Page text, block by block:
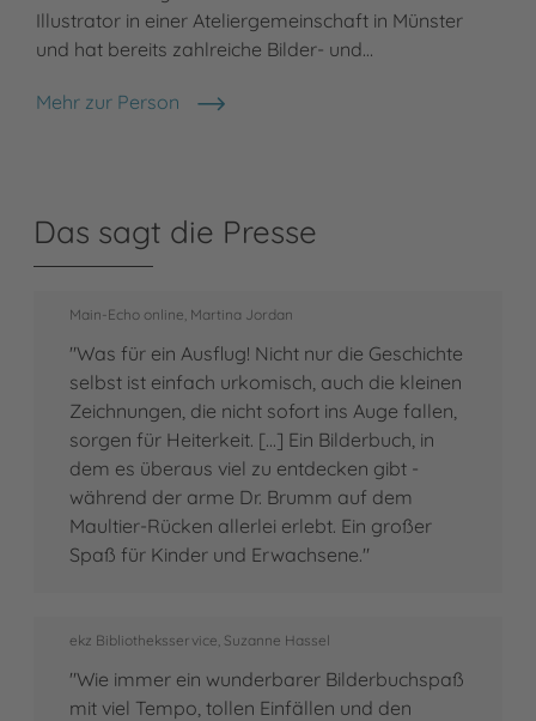
Illustrator in einer Ateliergemeinschaft in Münster
und hat bereits zahlreiche Bilder- und…
Mehr zur Person
Daniel Napp
Das sagt die Presse
Main-Echo online, Martina Jordan
"Was für ein Ausflug! Nicht nur die Geschichte
selbst ist einfach urkomisch, auch die kleinen
Zeichnungen, die nicht sofort ins Auge fallen,
sorgen für Heiterkeit. [...] Ein Bilderbuch, in
dem es überaus viel zu entdecken gibt -
während der arme Dr. Brumm auf dem
Maultier-Rücken allerlei erlebt. Ein großer
Spaß für Kinder und Erwachsene."
ekz Bibliotheksservice, Suzanne Hassel
"Wie immer ein wunderbarer Bilderbuchspaß
mit viel Tempo, tollen Einfällen und den